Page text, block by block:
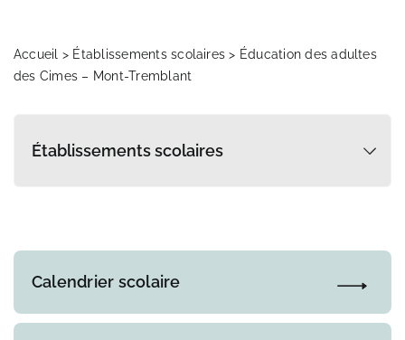
Transport scolaire
Accueil > Établissements scolaires > Éducation des adultes
des Cimes – Mont-Tremblant
Calendrier scolaire